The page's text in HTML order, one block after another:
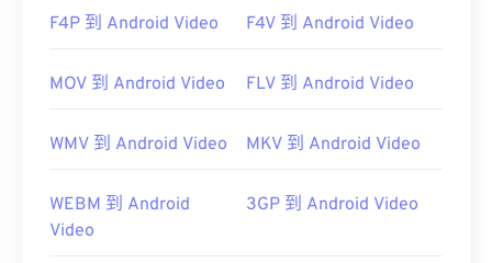
F4P 到 Android Video F4V 到 Android Video
MOV 到 Android Video FLV 到 Android Video
WMV 到 Android Video MKV 到 Android Video
WEBM 到 Android
Video
3GP 到 Android Video